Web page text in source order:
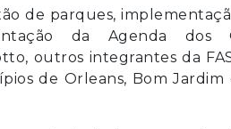
de parques,
da Agenda dos
outros integrantes da
de Orleans, Bom Jardim